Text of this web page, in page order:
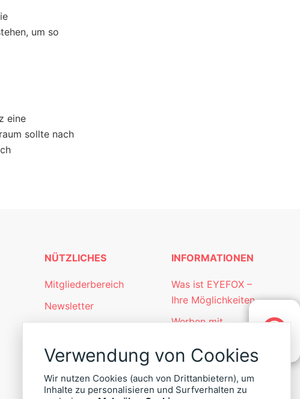
um so
eine
sollte nach
ZU
EYEFOX
+49
NÜTZLICHES
Mitgliederbereich
Newsletter
INFORMATIONEN
Was ist EYEFOX –
Ihre Möglichkeiten
Werben mit
Kontakt
Datenschutz
Verwendung von Cookies
Wir nutzen Cookies (auch von Drittanbietern), um
Inhalte zu personalisieren und Surfverhalten zu